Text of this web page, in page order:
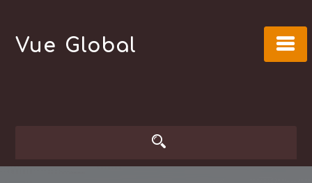
content
Vue Global